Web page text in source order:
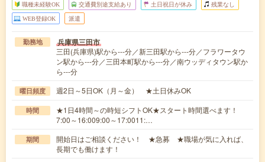
職種未経験OK 交通費別途支給あり 土日祝日が休み 残業なし
WEB登録OK 派遣
勤務地 兵庫県三田市
三田(兵庫県)駅から---分／新三田駅から---分／フラワータウ
ン駅から---分／三田本町駅から---分／南ウッディタウン駅か
ら---分
曜日頻度 週2日～5日OK（月～金） ★土日休みOK
時間
★1日4時間～の時短シフトOK★スタート時間選べます！
7:00～16:009:00～17:0011:…
期間
開始日はご相談ください！ ★急募 ★職場が気に入れば、
長期でも働けます！